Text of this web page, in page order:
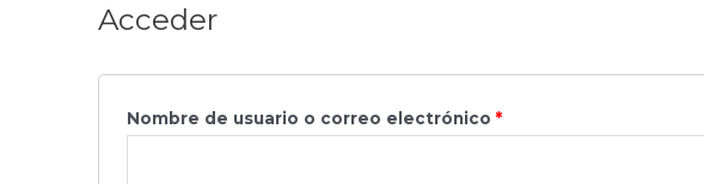
Acceder
Nombre de usuario o correo electrónico *